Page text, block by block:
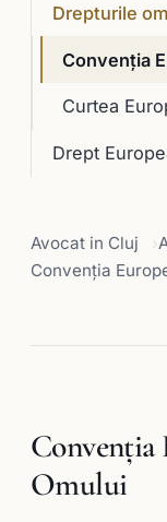
Drepturile
Convenția
Curtea
Drept
Avocat in Cluj
Convenția
Convenția
Omului